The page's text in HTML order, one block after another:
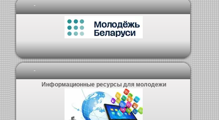
-
-
Информационные ресурсы для молодежи